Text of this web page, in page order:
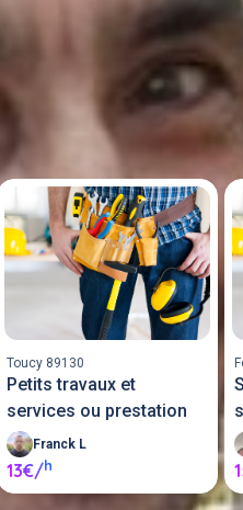
Tout voir
Toucy 89130
Petits travaux et
services ou prestation
Franck L
13€/h